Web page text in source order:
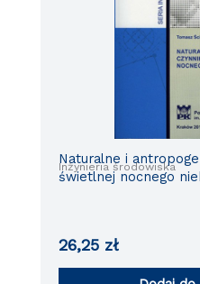
Inżynieria środowiska
Naturalne i
świetlnej nocnego
26,25 zł